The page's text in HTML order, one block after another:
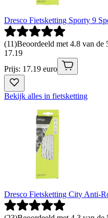
Dresco Fietsketting Sporty 9
(11)Beoordeeld met 4.8 van de
17.19
Prijs: 17.19 euro
Bekijk alles in fietsketting
Dresco Fietsketting City Anti-